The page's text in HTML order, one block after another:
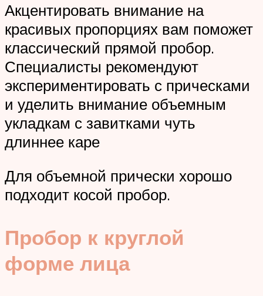
Акцентировать внимание на
красивых пропорциях вам поможет
классический прямой пробор.
Специалисты рекомендуют
экспериментировать с прическами
и уделить внимание объемным
укладкам с завитками чуть
длиннее каре
Для объемной прически хорошо
подходит косой пробор.
Пробор к круглой
форме лица